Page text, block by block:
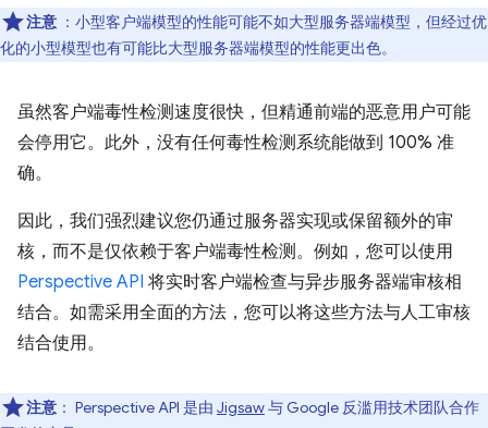
注意 ：小型客户端模型的性能可能不如大型服务器端模型，但经过优
化的小型模型也有可能比大型服务器端模型的性能更出色。
虽然客户端毒性检测速度很快，但精通前端的恶意用户可能
会停用它。此外，没有任何毒性检测系统能做到 100% 准
确。
因此，我们强烈建议您仍通过服务器实现或保留额外的审
核，而不是仅依赖于客户端毒性检测。例如，您可以使用
Perspective API 将实时客户端检查与异步服务器端审核相
结合。如需采用全面的方法，您可以将这些方法与人工审核
结合使用。
注意 ： Perspective API 是由 Jigsaw与 Google 反滥用技术团队合作